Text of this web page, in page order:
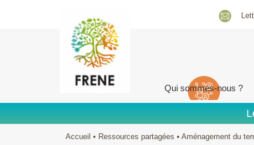
Qui sommes-nous ?
Accueil • Ressources partagées • Aménagement du